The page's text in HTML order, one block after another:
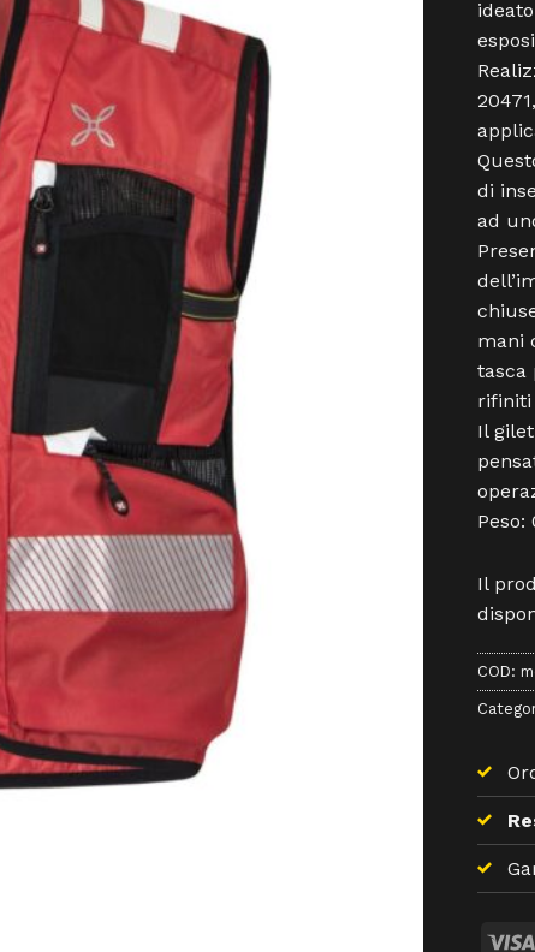
di
ad
mani
tasca
rifiniti
Il
Peso:
Il
COD: